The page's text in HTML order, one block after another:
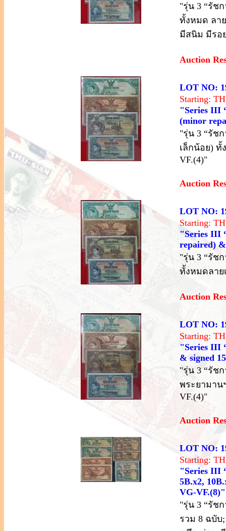
"รุ่น 3 “รัช
ทั้งหมด ลา
มีสนิม มีรอ
Auction
LOT NO:
Starting:
"Series III
(minor
"รุ่น 3 “รัช
เล็กน้อย) ทั้
VF.(4)"
Auction
LOT NO:
Starting:
"Series III
repaired)
"รุ่น 3 “รัช
ทั้งหมดลาย
Auction
LOT NO:
Starting:
"Series III
& signed
"รุ่น 3 “รัช
พระยามาน
VF.(4)"
Auction
LOT NO:
Starting:
"Series III
5B.x2,
VG-VF.(8)"
"รุ่น 3 “รัช
รวม 8 ฉบับ